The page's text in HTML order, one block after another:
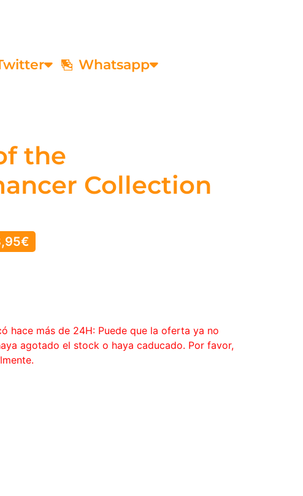
Whatsapp
the
Collection
€
hace más de 24H: Puede que la oferta ya no
agotado el stock o haya caducado. Por favor,